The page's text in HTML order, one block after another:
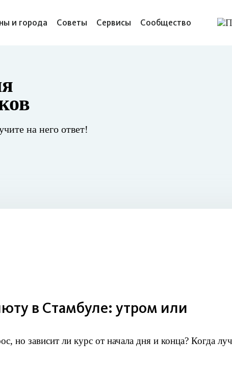
и города Советы Сервисы Сообщество
на него ответ!
в Стамбуле: утром или
но зависит ли курс от начала дня и конца? Когда